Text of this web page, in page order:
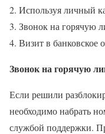
Используя личный
Звонок на горячую
Визит в банковское
Звонок на горячую
Если решили
необходимо набрать
службой поддержки.